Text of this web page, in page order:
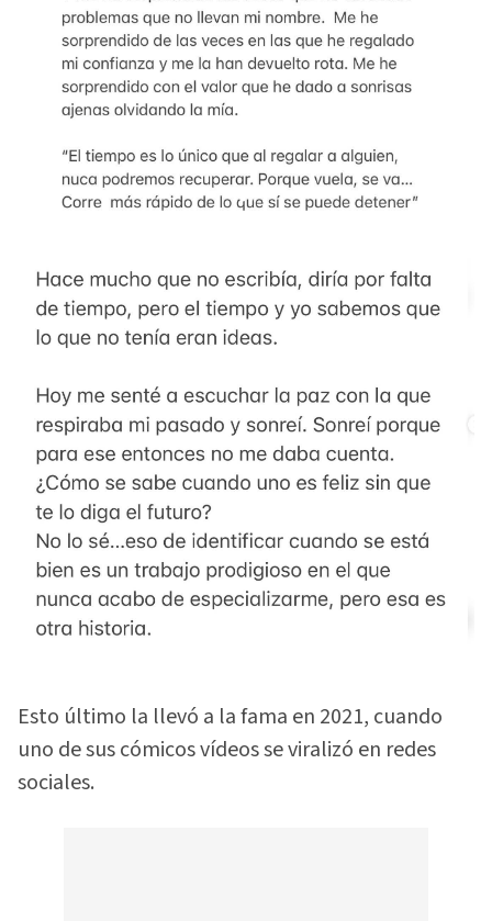
Esto último la llevó a la fama en 2021, cuando
uno de sus cómicos vídeos se viralizó en redes
sociales.